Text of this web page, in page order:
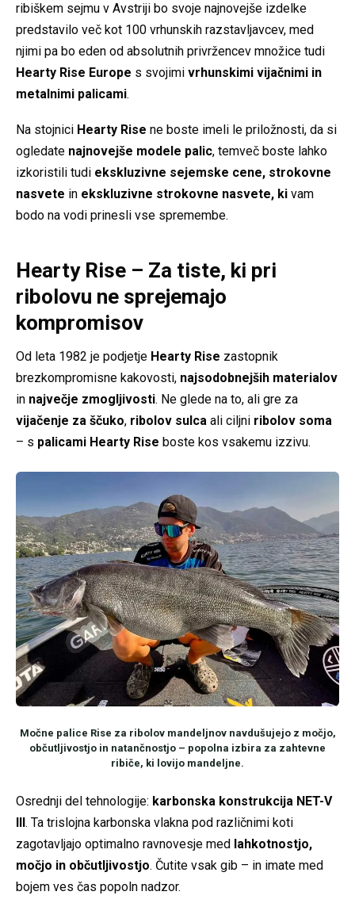
ribiškem sejmu v Avstriji bo svoje najnovejše izdelke
predstavilo več kot 100 vrhunskih razstavljavcev, med
njimi pa bo eden od absolutnih privržencev množice tudi
Hearty Rise Europe s svojimi vrhunskimi vijačnimi in
metalnimi palicami.
Na stojnici Hearty Rise ne boste imeli le priložnosti, da si
ogledate najnovejše modele palic, temveč boste lahko
izkoristili tudi ekskluzivne sejemske cene, strokovne
nasvete in ekskluzivne strokovne nasvete, ki vam
bodo na vodi prinesli vse spremembe.
Hearty Rise – Za tiste, ki pri
ribolovu ne sprejemajo
kompromisov
Od leta 1982 je podjetje Hearty Rise zastopnik
brezkompromisne kakovosti, najsodobnejših materialov
in največje zmogljivosti. Ne glede na to, ali gre za
vijačenje za ščuko, ribolov sulca ali ciljni ribolov soma
– s palicami Hearty Rise boste kos vsakemu izzivu.
Močne palice Rise za ribolov mandeljnov navdušujejo z močjo,
občutljivostjo in natančnostjo – popolna izbira za zahtevne
ribiče, ki lovijo mandeljne.
Osrednji del tehnologije: karbonska konstrukcija NET-V
III. Ta trislojna karbonska vlakna pod različnimi koti
zagotavljajo optimalno ravnovesje med lahkotnostjo,
močjo in občutljivostjo. Čutite vsak gib – in imate med
bojem ves čas popoln nadzor.